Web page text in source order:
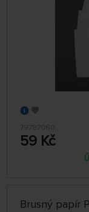
79787060
59 Kč
Brusný papír